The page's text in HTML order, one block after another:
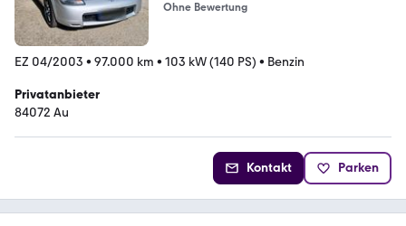
Ohne Bewertung
EZ 04/2003 • 97.000 km • 103 kW (140 PS) • Benzin
Privatanbieter
84072 Au
Kontakt Parken